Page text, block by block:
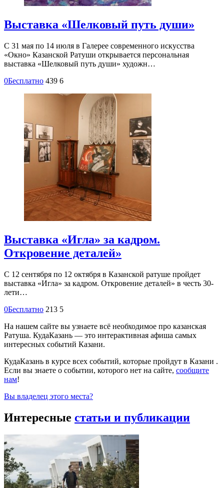
Выставка «Шелковый путь души»
С 31 мая по 14 июля в Галерее современного искусства
«Окно» Казанской Ратуши открывается персональная
выставка «Шелковый путь души» художн…
0Бесплатно 439 6
Выставка «Игла» за кадром.
Откровение деталей»
С 12 сентября по 12 октября в Казанской ратуше пройдет
выставка «Игла» за кадром. Откровение деталей» в честь 30-
лети…
0Бесплатно 213 5
На нашем сайте вы узнаете всё необходимое про казанская
Ратуша. КудаКазань — это интерактивная афиша самых
интересных событий Казани.
КудаКазань в курсе всех событий, которые пройдут в Казани .
Если вы знаете о событии, которого нет на сайте, сообщите
нам!
Вы владелец этого места?
Интересные статьи и публикации